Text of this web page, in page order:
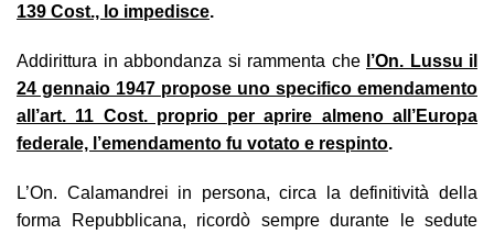
139 Cost., lo impedisce.
Addirittura in abbondanza si rammenta che l’On. Lussu il
24 gennaio 1947 propose uno specifico emendamento
all’art. 11 Cost. proprio per aprire almeno all’Europa
federale, l’emendamento fu votato e respinto.
L’On. Calamandrei in persona, circa la definitività della
forma Repubblicana, ricordò sempre durante le sedute